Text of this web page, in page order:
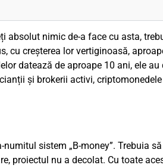
nimic de-a face cu asta,
creșterea lor vertiginoasă,
datează de aproape 10 ani, ele
și brokerii activi,
sistem „B-money”. Trebuia
proiectul nu a decolat. Cu toate